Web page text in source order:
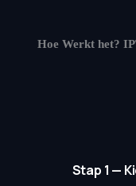
Hoe Werkt het?
Stap 1 —